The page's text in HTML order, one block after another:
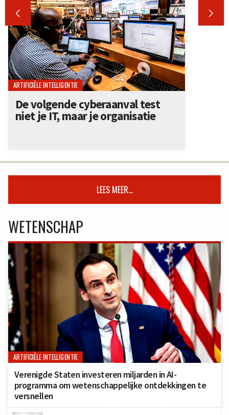
 
ARTIFICIËLE INTELLIGENTIE
De volgende cyberaanval test
niet je IT, maar je organisatie
LEES MEER...
WETENSCHAP
ARTIFICIËLE INTELLIGENTIE
Verenigde Staten investeren miljarden in AI-
programma om wetenschappelijke ontdekkingen te
versnellen